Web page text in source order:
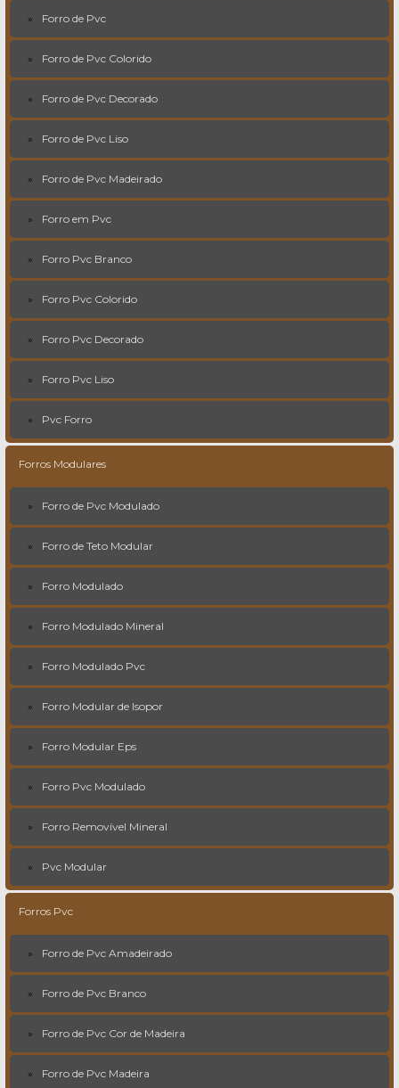
Forro de Pvc
Forro de Pvc Colorido
Forro de Pvc Decorado
Forro de Pvc Liso
Forro de Pvc Madeirado
Forro em Pvc
Forro Pvc Branco
Forro Pvc Colorido
Forro Pvc Decorado
Forro Pvc Liso
Pvc Forro
Forros Modulares
Forro de Pvc Modulado
Forro de Teto Modular
Forro Modulado
Forro Modulado Mineral
Forro Modulado Pvc
Forro Modular de Isopor
Forro Modular Eps
Forro Pvc Modulado
Forro Removível Mineral
Pvc Modular
Forros Pvc
Forro de Pvc Amadeirado
Forro de Pvc Branco
Forro de Pvc Cor de Madeira
Forro de Pvc Madeira